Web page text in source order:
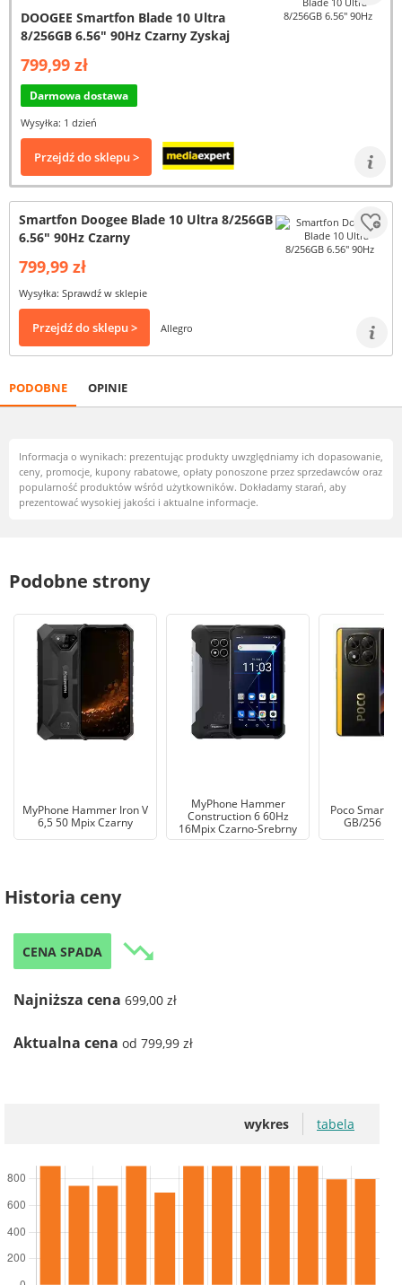
DOOGEE Smartfon Blade 10 Ultra
8/256GB 6.56" 90Hz Czarny Zyskaj
799,99 zł
Darmowa dostawa
Wysyłka: 1 dzień
Przejdź do sklepu >
Smartfon Doogee Blade 10 Ultra 8/256GB
6.56" 90Hz Czarny
799,99 zł
Wysyłka: Sprawdź w sklepie
Przejdź do sklepu > Allegro
PODOBNE OPINIE
Informacja o wynikach: prezentując produkty uwzględniamy ich dopasowanie,
ceny, promocje, kupony rabatowe, opłaty ponoszone przez sprzedawców oraz
popularność produktów wśród użytkowników. Dokładamy starań, aby
prezentować wysokiej jakości i aktualne informacje.
Podobne strony
MyPhone Hammer Iron V
6,5 50 Mpix Czarny
MyPhone Hammer
Construction 6 60Hz
16Mpix Czarno-Srebrny
Poco
GB/256
Historia ceny
CENA SPADA trending_down
Najniższa cena 699,00 zł
Aktualna cena od 799,99 zł
wykres tabela